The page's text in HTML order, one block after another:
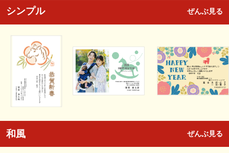
シンプル ぜんぶ見る
和風 ぜんぶ見る